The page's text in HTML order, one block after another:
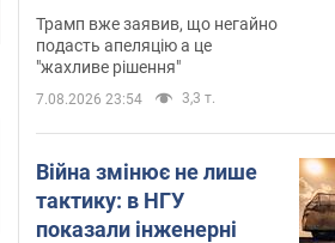
зали за $400 млн
Трамп вже заявив, що негайно
подасть апеляцію а це
"жахливе рішення"
7.08.2026 23:54 3,3 т.
Війна змінює не лише
тактику: в НГУ
показали інженерні